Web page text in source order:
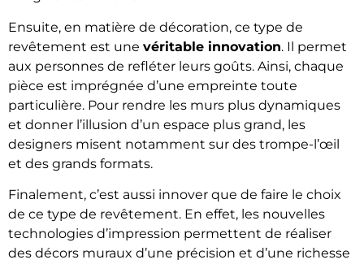
Ensuite, en matière de décoration, ce type de
revêtement est une véritable innovation. Il permet
aux personnes de refléter leurs goûts. Ainsi, chaque
pièce est imprégnée d’une empreinte toute
particulière. Pour rendre les murs plus dynamiques
et donner l’illusion d’un espace plus grand, les
designers misent notamment sur des trompe-l’œil
et des grands formats.
Finalement, c’est aussi innover que de faire le choix
de ce type de revêtement. En effet, les nouvelles
technologies d’impression permettent de réaliser
des décors muraux d’une précision et d’une richesse